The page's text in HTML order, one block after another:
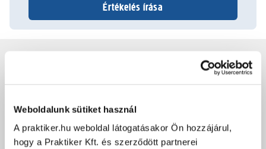
Weboldalunk sütiket használ
A praktiker.hu weboldal látogatásakor Ön hozzájárul,
hogy a Praktiker Kft. és szerződött partnerei
Értékelés írása
Dokumentumok, felelős személy